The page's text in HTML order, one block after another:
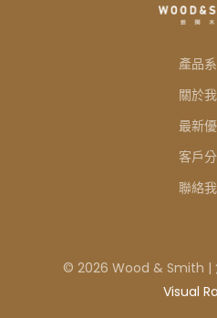
產品
關於
最新
客戶
聯絡
© 2026 Wood & Smith |
Visual